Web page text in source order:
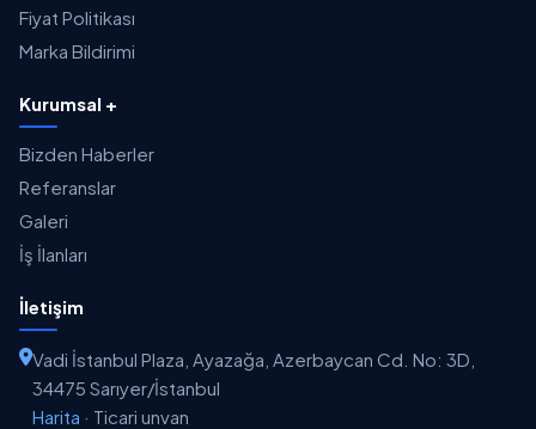
Fiyat Politikası
Marka Bildirimi
Kurumsal +
Bizden Haberler
Referanslar
Galeri
İş İlanları
İletişim
Vadi İstanbul Plaza, Ayazağa, Azerbaycan Cd. No: 3D,
34475 Sarıyer/İstanbul
Harita · Ticari unvan